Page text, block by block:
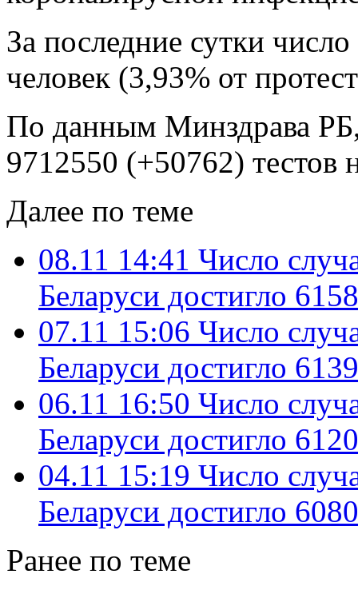
За последние сутки
человек (3,93% от
По данным Минздрава
9712550 (+50762) тестов
Далее по теме
08.11 14:41 Число
Беларуси достигло
07.11 15:06 Число
Беларуси достигло
06.11 16:50 Число
Беларуси достигло
04.11 15:19 Число
Беларуси достигло
Ранее по теме